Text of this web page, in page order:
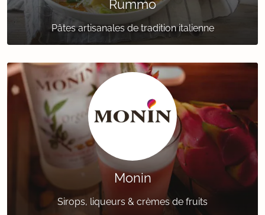
Rummo
Pâtes artisanales de tradition italienne
Monin
Sirops, liqueurs & crèmes de fruits